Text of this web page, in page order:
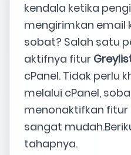
kendala ketika
mengirimkan email
sobat? Salah satu
aktifnya fitur
cPanel. Tidak perlu
melalui cPanel,
menonaktifkan fitur
sangat
tahapnya.